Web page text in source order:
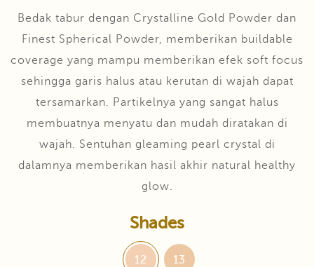
Bedak tabur dengan Crystalline Gold Powder dan
Finest Spherical Powder, memberikan buildable
coverage yang mampu memberikan efek soft focus
sehingga garis halus atau kerutan di wajah dapat
tersamarkan. Partikelnya yang sangat halus
membuatnya menyatu dan mudah diratakan di
wajah. Sentuhan gleaming pearl crystal di
dalamnya memberikan hasil akhir natural healthy
glow.
Shades
12 13